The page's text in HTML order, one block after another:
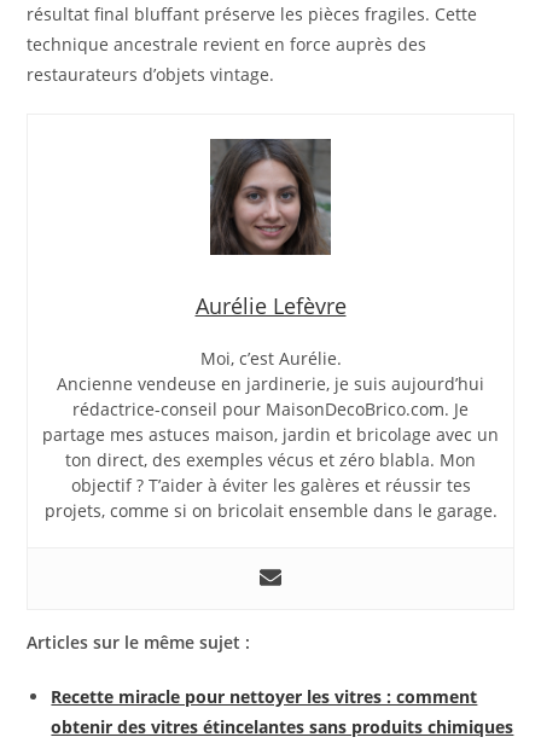
résultat final bluffant préserve les pièces fragiles. Cette
technique ancestrale revient en force auprès des
restaurateurs d’objets vintage.
Aurélie Lefèvre
Moi, c’est Aurélie.
Ancienne vendeuse en jardinerie, je suis aujourd’hui
rédactrice-conseil pour MaisonDecoBrico.com. Je
partage mes astuces maison, jardin et bricolage avec un
ton direct, des exemples vécus et zéro blabla. Mon
objectif ? T’aider à éviter les galères et réussir tes
projets, comme si on bricolait ensemble dans le garage.
Articles sur le même sujet :
Recette miracle pour nettoyer les vitres : comment
obtenir des vitres étincelantes sans produits chimiques